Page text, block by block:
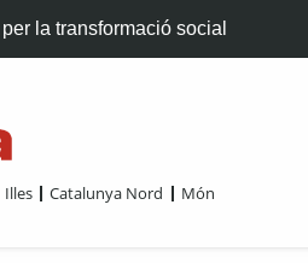
la transformació social
Illes Catalunya Nord Món